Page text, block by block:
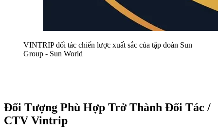
VINTRIP đối tác chiến lược xuất sắc của tập đoàn Sun
Group - Sun World
Đối Tượng Phù Hợp Trở Thành Đối Tác /
CTV Vintrip